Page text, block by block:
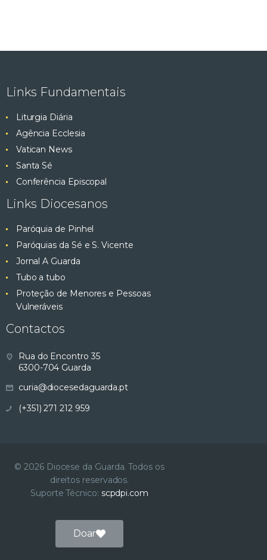
Links Fundamentais
Liturgia Diária
Agência Ecclesia
Vatican News
Santa Sé
Conferência Episcopal
Links Diocesanos
Paróquia de Pinhel
Paróquias da Sé e S. Vicente
Jornal A Guarda
Tubo a tubo
Proteção de Menores e Pessoas
Vulneráveis
Contactos
Rua do Encontro 35
6300-704 Guarda
curia@diocesedaguarda.pt
(+351) 271 212 959
© 2026 Diocese da Guarda. Todos os
direitos reservados.
Suporte Técnico: scpdpi.com
Doar